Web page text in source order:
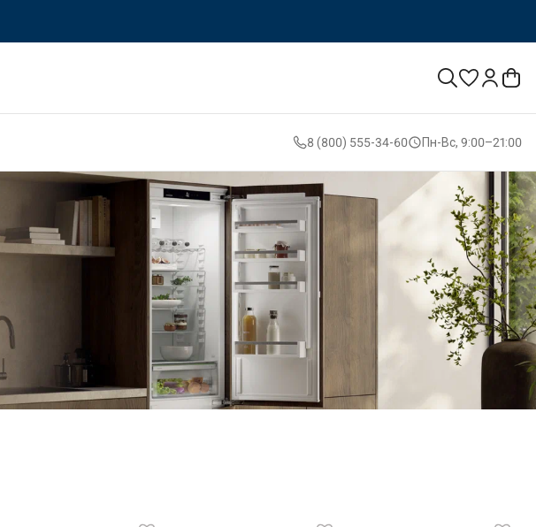
8 (800) 555-34-60 Пн-Вс, 9:00–21:00